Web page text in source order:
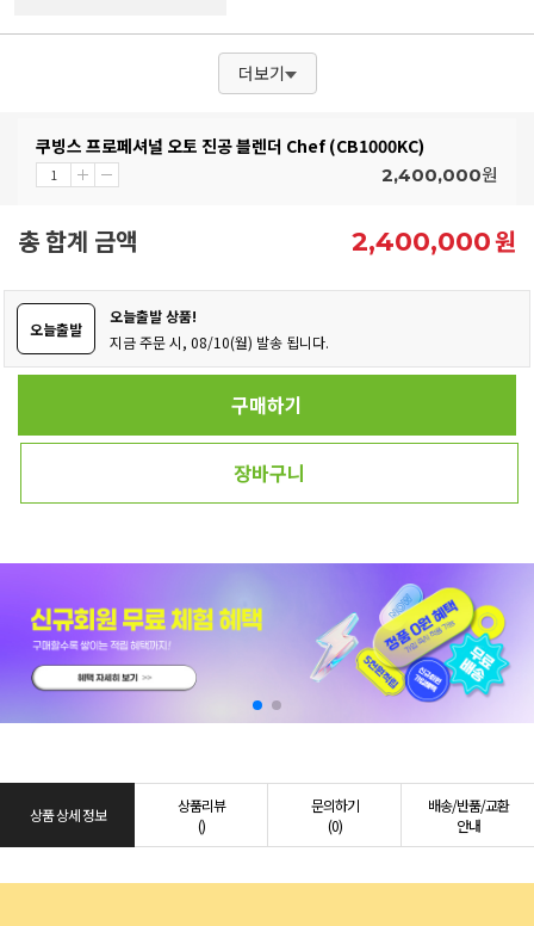
더보기
쿠빙스 프로페셔널 오토 진공 블렌더 Chef (CB1000KC)
2,400,000원
총 합계 금액 2,400,000원
오늘출발
오늘출발 상품!
지금 주문 시, 08/10(월) 발송 됩니다.
구매하기
장바구니
상품 상세 정보
상품리뷰
()
문의하기
(0)
배송/반품/교환
안내